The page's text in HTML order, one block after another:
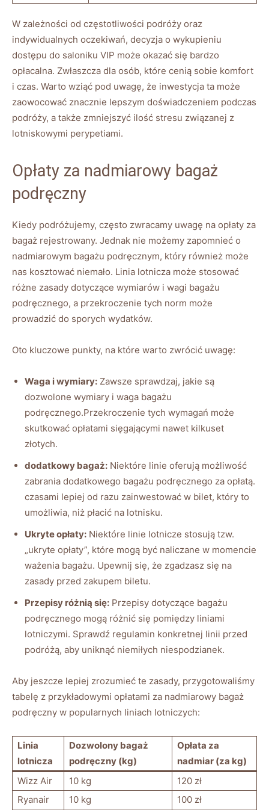
W zależności od częstotliwości podróży oraz
indywidualnych oczekiwań, decyzja o wykupieniu
dostępu do saloniku VIP może okazać się bardzo
opłacalna. Zwłaszcza dla osób, które cenią sobie komfort
i czas. Warto wziąć pod uwagę, że inwestycja ta może
zaowocować znacznie lepszym doświadczeniem podczas
podróży, a także zmniejszyć ilość stresu związanej z
lotniskowymi perypetiami.
Opłaty za nadmiarowy bagaż
podręczny
Kiedy podróżujemy, często zwracamy uwagę na opłaty za
bagaż rejestrowany. Jednak nie możemy zapomnieć o
nadmiarowym bagażu podręcznym, który również może
nas kosztować niemało. Linia lotnicza może stosować
różne zasady dotyczące wymiarów i wagi bagażu
podręcznego, a przekroczenie tych norm może
prowadzić do sporych wydatków.
Oto kluczowe punkty, na które warto zwrócić uwagę:
Waga i wymiary: Zawsze sprawdzaj, jakie są
dozwolone wymiary i waga bagażu
podręcznego.Przekroczenie tych wymagań może
skutkować opłatami sięgającymi nawet kilkuset
złotych.
dodatkowy bagaż: Niektóre linie oferują możliwość
zabrania dodatkowego bagażu podręcznego za opłatą.
czasami lepiej od razu zainwestować w bilet, który to
umożliwia, niż płacić na lotnisku.
Ukryte opłaty: Niektóre linie lotnicze stosują tzw.
„ukryte opłaty”, które mogą być naliczane w momencie
ważenia bagażu. Upewnij się, że zgadzasz się na
zasady przed zakupem biletu.
Przepisy różnią się: Przepisy dotyczące bagażu
podręcznego mogą różnić się pomiędzy liniami
lotniczymi. Sprawdź regulamin konkretnej linii przed
podróżą, aby uniknąć niemiłych niespodzianek.
Aby jeszcze lepiej zrozumieć te zasady, przygotowaliśmy
tabelę z przykładowymi opłatami za nadmiarowy bagaż
podręczny w popularnych liniach lotniczych:
Linia
lotnicza
Dozwolony bagaż
podręczny (kg)
Opłata za
nadmiar (za kg)
Wizz Air
10 kg
120 zł
Ryanair
10 kg 100 zł